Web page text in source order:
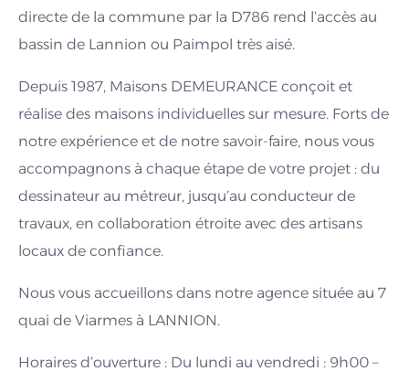
directe de la commune par la D786 rend l’accès au
bassin de Lannion ou Paimpol très aisé.
Depuis 1987, Maisons DEMEURANCE conçoit et
réalise des maisons individuelles sur mesure. Forts de
notre expérience et de notre savoir-faire, nous vous
accompagnons à chaque étape de votre projet : du
dessinateur au métreur, jusqu’au conducteur de
travaux, en collaboration étroite avec des artisans
locaux de confiance.
Nous vous accueillons dans notre agence située au 7
quai de Viarmes à LANNION.
Horaires d’ouverture : Du lundi au vendredi : 9h00 –